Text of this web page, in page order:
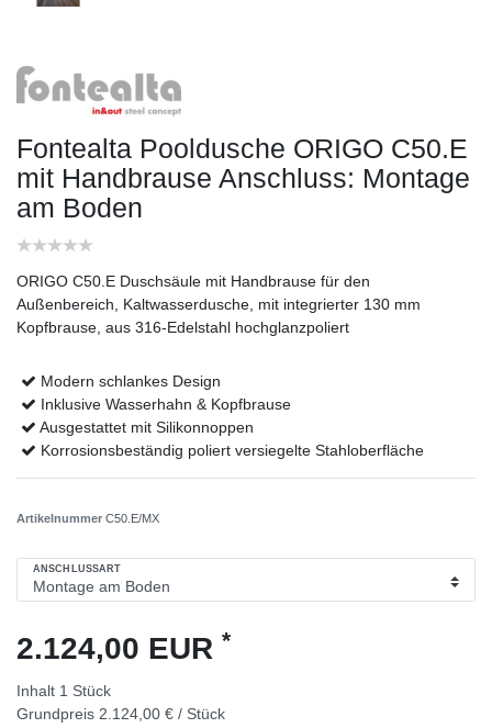
Fontealta Pooldusche ORIGO C50.E
mit Handbrause Anschluss: Montage
am Boden
ORIGO C50.E Duschsäule mit Handbrause für den
Außenbereich, Kaltwasserdusche, mit integrierter 130 mm
Kopfbrause, aus 316-Edelstahl hochglanzpoliert
Modern schlankes Design
Inklusive Wasserhahn & Kopfbrause
Ausgestattet mit Silikonnoppen
Korrosionsbeständig poliert versiegelte Stahloberfläche
Artikelnummer C50.E/MX
ANSCHLUSSART
2.124,00 EUR *
Inhalt 1 Stück
Grundpreis 2.124,00 € / Stück